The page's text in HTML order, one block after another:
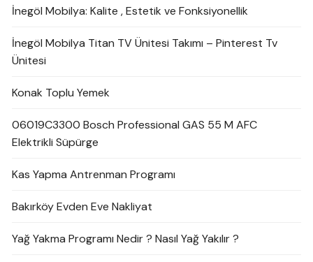
İnegöl Mobilya: Kalite , Estetik ve Fonksiyonellik
İnegöl Mobilya Titan TV Ünitesi Takımı – Pinterest Tv
Ünitesi
Konak Toplu Yemek
06019C3300 Bosch Professional GAS 55 M AFC
Elektrikli Süpürge
Kas Yapma Antrenman Programı
Bakırköy Evden Eve Nakliyat
Yağ Yakma Programı Nedir ? Nasıl Yağ Yakılır ?